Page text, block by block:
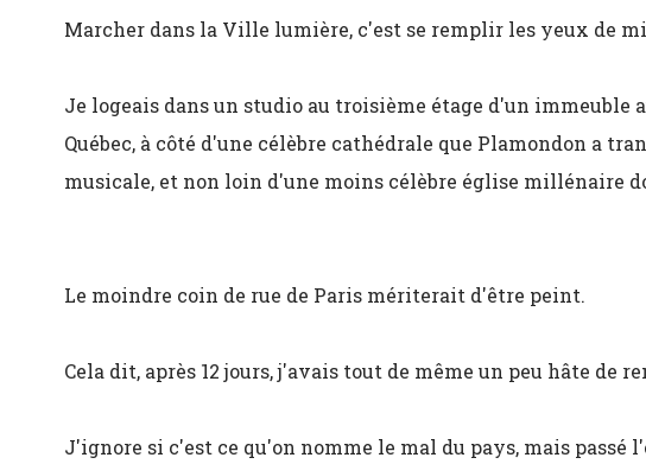
Marcher dans la Ville lumière, c'est se remplir les yeux de
Je logeais dans un studio au troisième étage d'un immeuble
Québec, à côté d'une célèbre cathédrale que Plamondon a
musicale, et non loin d'une moins célèbre église millénaire
Le moindre coin de rue de Paris mériterait d'être peint.
Cela dit, après 12 jours, j'avais tout de même un peu hâte de
J'ignore si c'est ce qu'on nomme le mal du pays, mais passé